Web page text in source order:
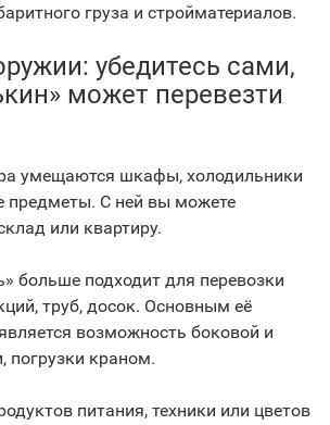
груза и стройматериалов.
убедитесь сами,
может перевезти
умещаются шкафы, холодильники
предметы. С ней вы можете
или квартиру.
больше подходит для перевозки
труб, досок. Основным её
возможность боковой и
погрузки краном.
питания, техники или цветов